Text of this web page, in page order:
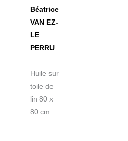
Béatrice
VAN EZ-
LE
PERRU
Huile sur
toile de
lin 80 x
80 cm